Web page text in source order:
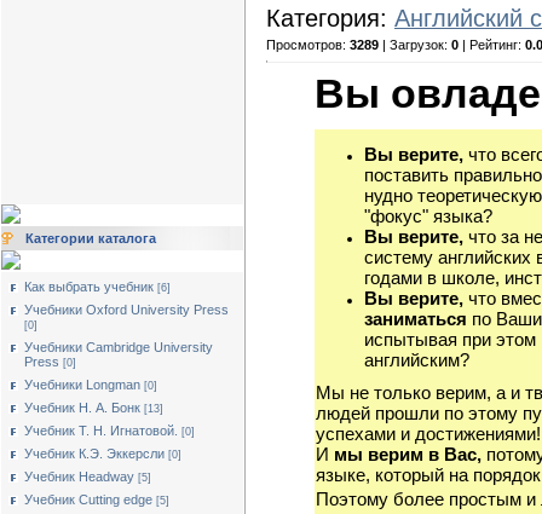
Категории каталога
Как выбрать учебник [6]
Учебники Oxford University Press
[0]
Учебники Cambridge University
Press [0]
Учебники Longman [0]
Учебник Н. А. Бонк [13]
Учебник Т. Н. Игнатовой. [0]
Учебник К.Э. Эккерсли [0]
Учебник Headway [5]
Учебник Cutting edge [5]
Категория: Английский
Просмотров: 3289 | Загрузок: 0 | Рейтинг: 0.0
Вы
Вы верите, что
поставить
нудно
"фокус" языка?
Вы верите, что за
систему
годами в школе,
Вы верите, что
заниматься по
испытывая при этом
английским?
Мы не только верим, а и
людей прошли по этому
успехами и достижениями!
И мы верим в Вас,
языке, который на
Поэтому более простым